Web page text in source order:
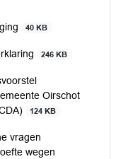
40 KB
246 KB
Oirschot
124 KB
vragen
wegen